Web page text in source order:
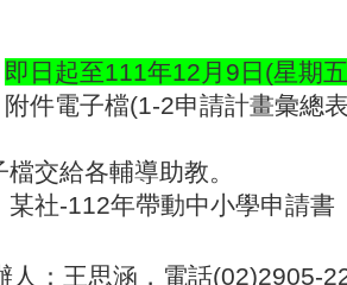
即日起至111年12月9日(星期
件電子檔(1-2申請計畫彙總
交給各輔導助教。
社-112年帶動中小學申請書
人：王思涵，電話(02)2905-